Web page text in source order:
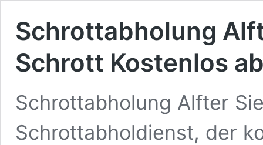
Schrottabholung
Schrott Kostenlos
Schrottabholung Alfter
Schrottabholdienst, der